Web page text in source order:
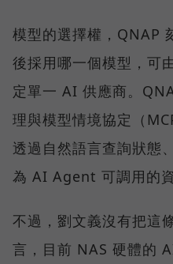
模型的選擇權，QNAP
後採用哪一個模型，可
定單一 AI 供應商。
理與模型情境協定（
透過自然語言查詢狀態
為 AI Agent 可調用的資
不過，劉文義沒有把這
言，目前 NAS 硬體的